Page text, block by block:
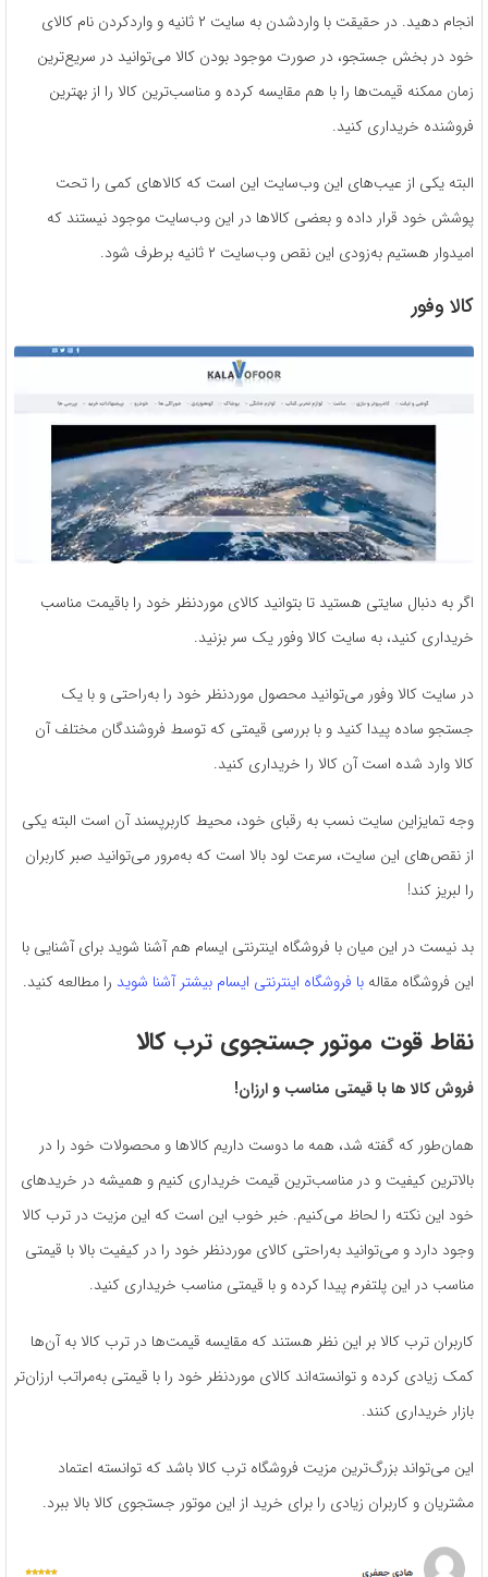
انجام دهید. در حقیقت با واردشدن به سایت ۲ ثانیه و واردکردن نام کالای
خود در بخش جستجو، در صورت موجود بودن کالا می‌توانید در سریع‌ترین
زمان ممکنه قیمت‌ها را با هم مقایسه کرده و مناسب‌ترین کالا را از بهترین
فروشنده خریداری کنید.
البته یکی از عیب‌های این وب‌سایت این است که کالاهای کمی را تحت
پوشش خود قرار داده و بعضی کالاها در این وب‌سایت موجود نیستند که
امیدوار هستیم به‌زودی این نقص وب‌سایت ۲ ثانیه برطرف شود.
کالا وفور
اگر به دنبال سایتی هستید تا بتوانید کالای موردنظر خود را باقیمت مناسب
خریداری کنید، به سایت کالا وفور یک سر بزنید.
در سایت کالا وفور می‌توانید محصول موردنظر خود را به‌راحتی و با یک
جستجو ساده پیدا کنید و با بررسی قیمتی که توسط فروشندگان مختلف آن
کالا وارد شده است آن کالا را خریداری کنید.
وجه تمایزاین سایت نسب به رقبای خود، محیط کاربرپسند آن است البته یکی
از نقص‌های این سایت، سرعت لود بالا است که به‌مرور می‌توانید صبر کاربران
را لبریز کند!
بد نیست در این میان با فروشگاه اینترنتی ایسام هم آشنا شوید برای آشنایی با
این فروشگاه مقاله با فروشگاه اینترنتی ایسام بیشتر آشنا شوید را مطالعه کنید.
نقاط قوت موتور جستجوی ترب کالا
فروش کالا ها با قیمتی مناسب و ارزان!
همان‌طور که گفته شد، همه ما دوست داریم کالاها و محصولات خود را در
بالاترین کیفیت و در مناسب‌ترین قیمت خریداری کنیم و همیشه در خریدهای
خود این نکته را لحاظ می‌کنیم. خبر خوب این است که این مزیت در ترب کالا
وجود دارد و می‌توانید به‌راحتی کالای موردنظر خود را در کیفیت بالا با قیمتی
مناسب در این پلتفرم پیدا کرده و با قیمتی مناسب خریداری کنید.
کاربران ترب کالا بر این نظر هستند که مقایسه قیمت‌ها در ترب کالا به آن‌ها
کمک زیادی کرده و توانسته‌اند کالای موردنظر خود را با قیمتی به‌مراتب ارزان‌تر
بازار خریداری کنند.
این می‌تواند بزرگ‌ترین مزیت فروشگاه ترب کالا باشد که توانسته اعتماد
مشتریان و کاربران زیادی را برای خرید از این موتور جستجوی کالا بالا ببرد.